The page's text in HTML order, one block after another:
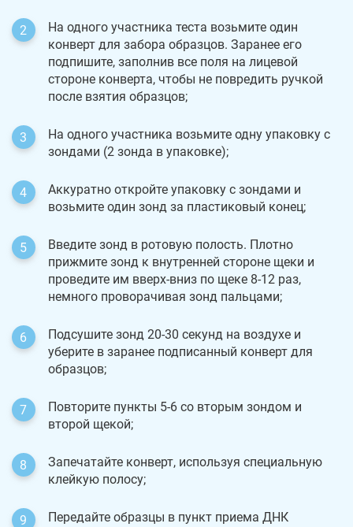
На одного участника теста возьмите один
конверт для забора образцов. Заранее его
подпишите, заполнив все поля на лицевой
стороне конверта, чтобы не повредить ручкой
после взятия образцов;
На одного участника возьмите одну упаковку с
зондами (2 зонда в упаковке);
Аккуратно откройте упаковку с зондами и
возьмите один зонд за пластиковый конец;
Введите зонд в ротовую полость. Плотно
прижмите зонд к внутренней стороне щеки и
проведите им вверх-вниз по щеке 8-12 раз,
немного проворачивая зонд пальцами;
Подсушите зонд 20-30 секунд на воздухе и
уберите в заранее подписанный конверт для
образцов;
Повторите пункты 5-6 со вторым зондом и
второй щекой;
Запечатайте конверт, используя специальную
клейкую полосу;
Передайте образцы в пункт приема ДНК